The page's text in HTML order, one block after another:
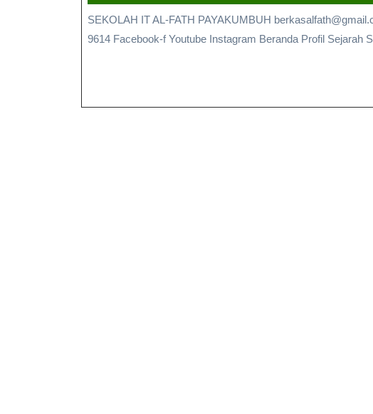
SEKOLAH IT AL-FATH PAYAKUMBUH berkasalfath@gmail.com Admin : 0812-6619-7979 SPMB: 0852-6396-
9614 Facebook-f Youtube Instagram Beranda Profil Sejarah